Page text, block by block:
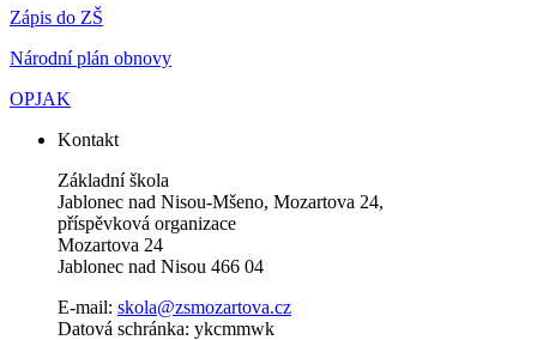
Zápis do ZŠ
Národní plán obnovy
OPJAK
Kontakt
Základní škola
Jablonec nad Nisou-Mšeno, Mozartova 24,
příspěvková organizace
Mozartova 24
Jablonec nad Nisou 466 04
E-mail: skola@zsmozartova.cz
Datová schránka: ykcmmwk